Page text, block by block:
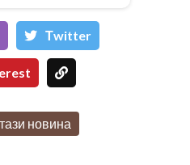
Тwitter
новина